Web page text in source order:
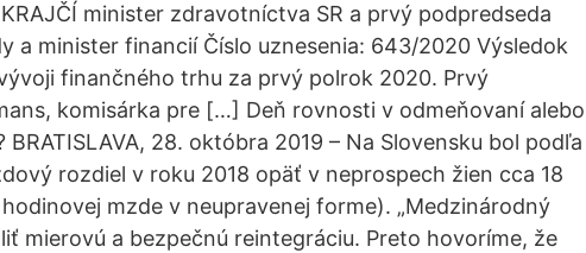
minister zdravotníctva SR a prvý podpredseda
a minister financií Číslo uznesenia: 643/2020 Výsledok
finančného trhu za prvý polrok 2020. Prvý
komisárka pre […] Deň rovnosti v odmeňovaní alebo
28. októbra 2019 – Na Slovensku bol podľa
rozdiel v roku 2018 opäť v neprospech žien cca 18
mzde v neupravenej forme). „Medzinárodný
mierovú a bezpečnú reintegráciu. Preto hovoríme, že